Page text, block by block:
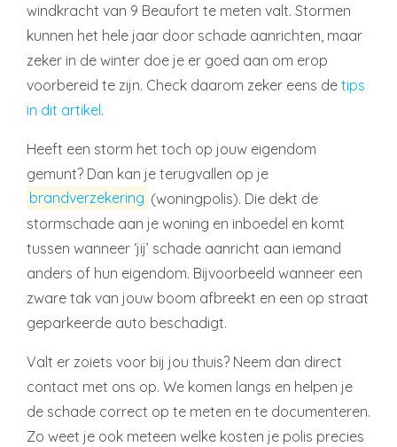
windkracht van 9 Beaufort te meten valt. Stormen
kunnen het hele jaar door schade aanrichten, maar
zeker in de winter doe je er goed aan om erop
voorbereid te zijn. Check daarom zeker eens de tips
in dit artikel.
Heeft een storm het toch op jouw eigendom
gemunt? Dan kan je terugvallen op je
brandverzekering (woningpolis). Die dekt de
stormschade aan je woning en inboedel en komt
tussen wanneer ‘jij’ schade aanricht aan iemand
anders of hun eigendom. Bijvoorbeeld wanneer een
zware tak van jouw boom afbreekt en een op straat
geparkeerde auto beschadigt.
Valt er zoiets voor bij jou thuis? Neem dan direct
contact met ons op. We komen langs en helpen je
de schade correct op te meten en te documenteren.
Zo weet je ook meteen welke kosten je polis precies